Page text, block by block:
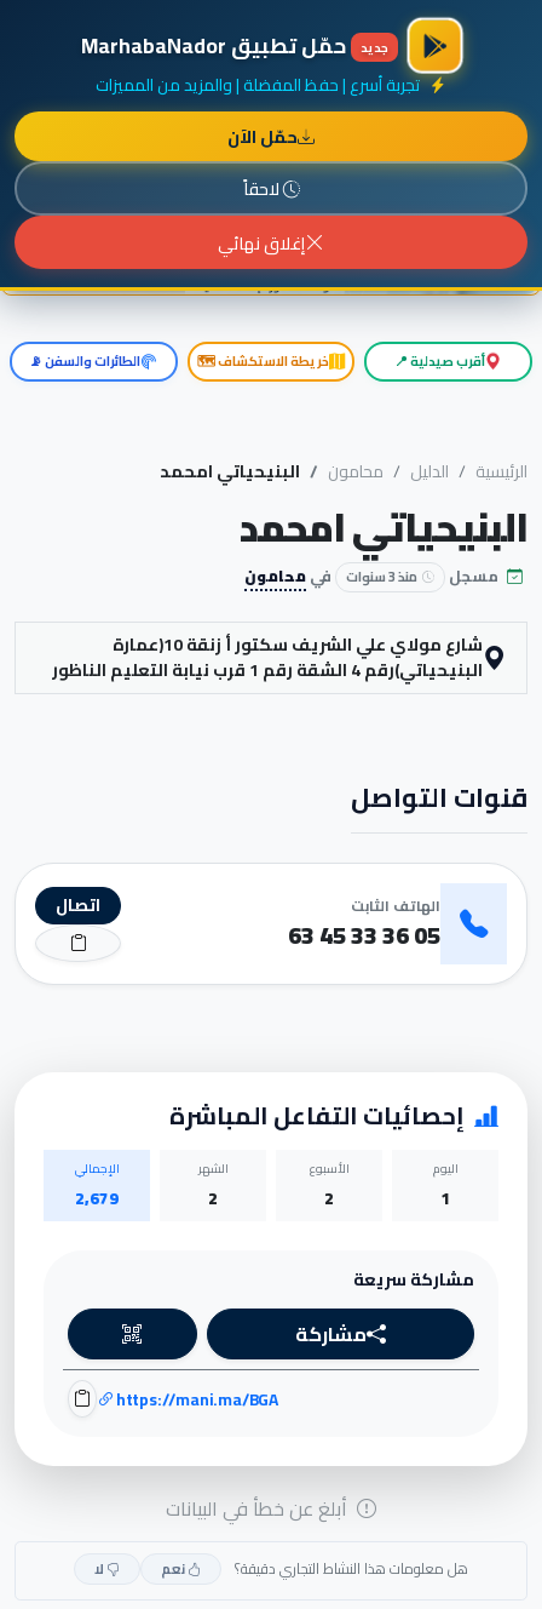
أضف نشاطك مجاناً
جديد حمّل تطبيق MarhabaNador
تجربة أسرع | حفظ المفضلة | والمزيد من المميزات
حمّل الآن
لاحقاً
إغلاق نهائي
إعلان ممول المزيد حول هذا الإعلان
أقرب صيدلية 📍 خريطة الاستكشاف 🗺️ الطائرات والسفن 📡
الرئيسية الدليل محامون البنيحياتي امحمد
البنيحياتي امحمد
مسجل منذ 3 سنوات فيمحامون
شارع مولاي علي الشريف سكتور أ زنقة 10(عمارة
البنيحياتي)رقم 4 الشقة رقم 1 قرب نيابة التعليم الناظور
قنوات التواصل
الهاتف الثابت
05 36 33 45 63
اتصال
إحصائيات التفاعل المباشرة
اليوم
1
الأسبوع
2
الشهر
2
الإجمالي
2,679
مشاركة سريعة
مشاركة
https://mani.ma/BGA
أبلغ عن خطأ في البيانات
هل معلومات هذا النشاط التجاري دقيقة؟ نعم لا